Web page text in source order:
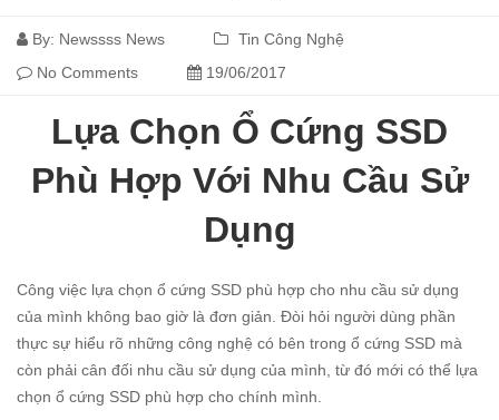
By: Newssss News
Tin Công Nghệ
No Comments
19/06/2017
Lựa Chọn Ổ Cứng SSD
Phù Hợp Với Nhu Cầu Sử
Dụng
Công việc lựa chọn ổ cứng SSD phù hợp cho nhu cầu sử dụng
của mình không bao giờ là đơn giản. Đòi hỏi người dùng phần
thực sự hiểu rõ những công nghệ có bên trong ổ cứng SSD mà
còn phải cân đối nhu cầu sử dụng của mình, từ đó mới có thể lựa
chọn ổ cứng SSD phù hợp cho chính mình.